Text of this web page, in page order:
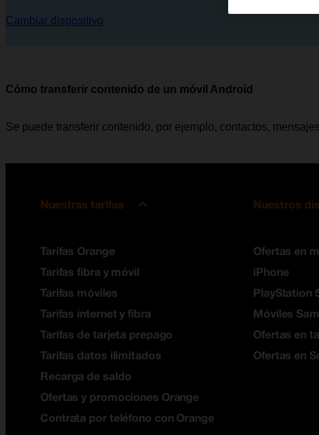
Cambiar dispositivo
Cómo transferir contenido de un móvil Android
Se puede transferir contenido, por ejemplo, contactos,
Nuestras tarifas
Tarifas Orange
Tarifas fibra y móvil
Tarifas móviles
Tarifas internet y fibra
Tarifas de tarjeta prepago
Tarifas datos ilimitados
Recarga de saldo
Ofertas y promociones Orange
Contrata por teléfono con Orange
Nuestros
Ofertas en
iPhone
PlayStation
Móviles
Ofertas en
Ofertas en